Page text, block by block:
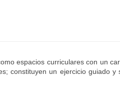
espacios curriculares con un
constituyen un ejercicio guiado y